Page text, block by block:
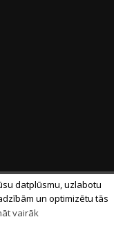
datplūsmu, uzlabotu
un optimizētu tās
vairāk